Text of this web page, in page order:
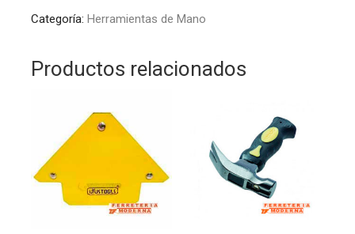
Categoría: Herramientas de Mano
Productos relacionados